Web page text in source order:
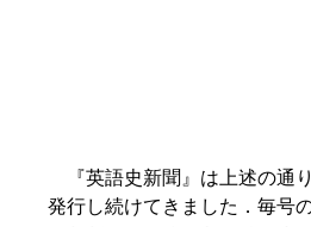
『英語史新聞』は上述の通
発行し続けてきました．毎号